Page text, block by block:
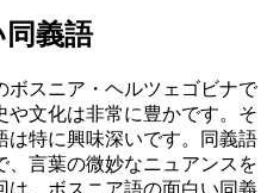
義語
ボスニア・ヘルツェゴビナで
文化は非常に豊かです。そ
は特に興味深いです。同義語
、言葉の微妙なニュアンスを
は、ボスニア語の面白い同義